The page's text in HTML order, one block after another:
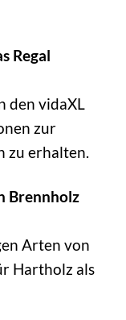
Regal
den vidaXL
zur
zu erhalten.
Brennholz
Arten von
Hartholz als